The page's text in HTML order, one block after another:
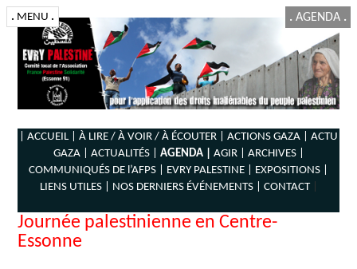
. MENU . . AGENDA .
| ACCUEIL | À LIRE / À VOIR / À ÉCOUTER | ACTIONS GAZA |
ACTU
GAZA |
ACTUALITÉS | AGENDA | AGIR |
ARCHIVES |
COMMUNIQUÉS DE l’AFPS |
EVRY PALESTINE |
EXPOSITIONS |
LIENS UTILES |
NOS DERNIERS ÉVÉNEMENTS | CONTACT|
Journée palestinienne en Centre-
Essonne